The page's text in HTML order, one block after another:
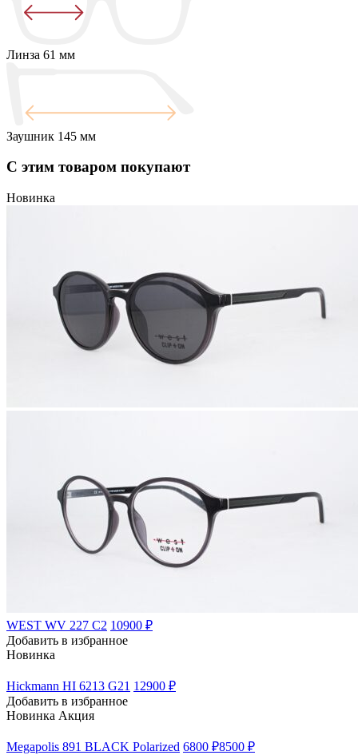
Линза 61 мм
Заушник 145 мм
С этим товаром покупают
Новинка
WEST WV 227 C2 10900 ₽
Добавить в избранное
Новинка
Hickmann HI 6213 G21 12900 ₽
Добавить в избранное
Новинка Акция
Megapolis 891 BLACK Polarized 6800 ₽8500 ₽